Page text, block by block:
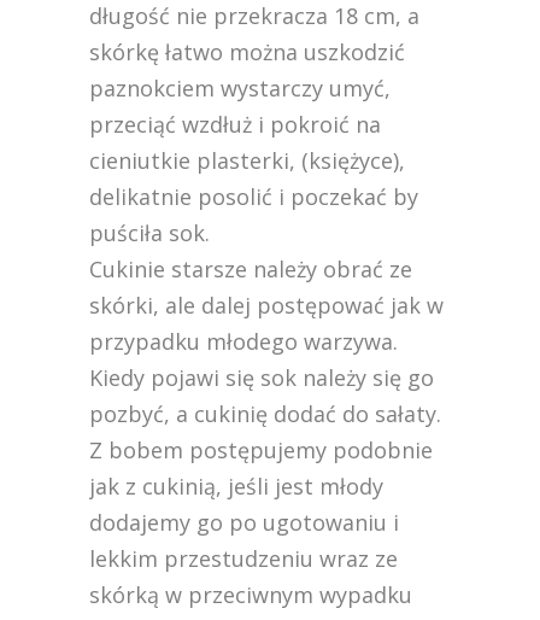
długość nie przekracza 18 cm, a
skórkę łatwo można uszkodzić
paznokciem wystarczy umyć,
przeciąć wzdłuż i pokroić na
cieniutkie plasterki, (księżyce),
delikatnie posolić i poczekać by
puściła sok.
Cukinie starsze należy obrać ze
skórki, ale dalej postępować jak w
przypadku młodego warzywa.
Kiedy pojawi się sok należy się go
pozbyć, a cukinię dodać do sałaty.
Z bobem postępujemy podobnie
jak z cukinią, jeśli jest młody
dodajemy go po ugotowaniu i
lekkim przestudzeniu wraz ze
skórką w przeciwnym wypadku